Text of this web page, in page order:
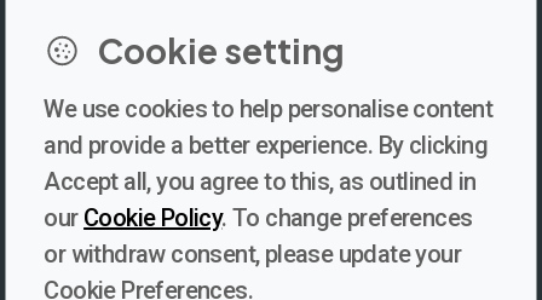
Newsletter
Subscribe to our newsletter for updates, behind-the-scenes
insights, and thought-provoking content from Voices. Be part of
the conversation shaping the future of journalism and media
Cookie setting
We use cookies to help personalise content
and provide a better experience. By clicking
Accept all, you agree to this, as outlined in
our Cookie Policy. To change preferences
or withdraw consent, please update your
Cookie Preferences.